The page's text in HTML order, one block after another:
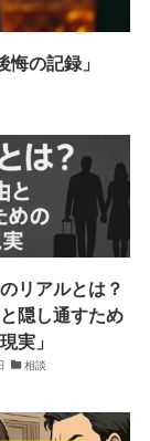
の記録」
リアルとは？
隠し通すため
実」
相談